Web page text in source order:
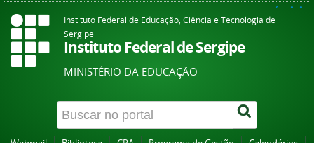
A+ A A-
Instituto Federal de Educação, Ciência e Tecnologia de
Sergipe
Instituto Federal de Sergipe
MINISTÉRIO DA EDUCAÇÃO